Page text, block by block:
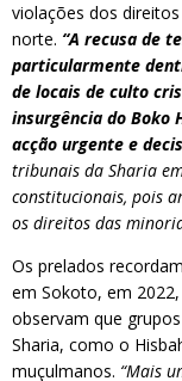
violações dos
norte. “A recusa de
particularmente
de locais de culto
insurgência do Boko
acção urgente e
tribunais da Sharia
constitucionais, pois
os direitos das
Os prelados
em Sokoto, em
observam que
Sharia, como o
muçulmanos. “Mais